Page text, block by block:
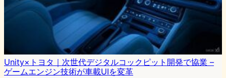
Unity×トヨタ｜次世代デジタルコックピット開発で協業 –
ゲームエンジン技術が車載UIを変革